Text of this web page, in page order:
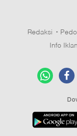
Redaksi
Info Iklan